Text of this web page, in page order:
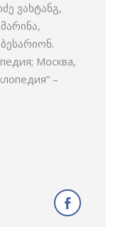
ვახტანგ,
Москва,
–